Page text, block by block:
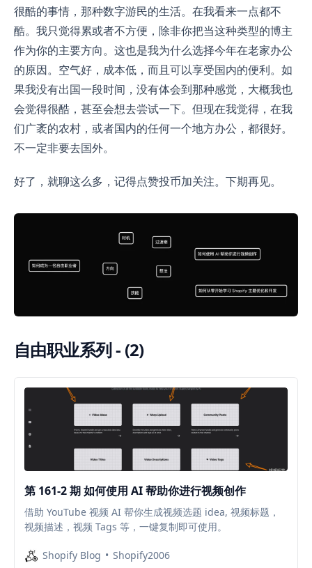
很酷的事情，那种数字游民的生活。在我看来一点都不
酷。我只觉得累或者不方便，除非你把当这种类型的博主
作为你的主要方向。这也是我为什么选择今年在老家办公
的原因。空气好，成本低，而且可以享受国内的便利。如
果我没有出国一段时间，没有体会到那种感觉，大概我也
会觉得很酷，甚至会想去尝试一下。但现在我觉得，在我
们广袤的农村，或者国内的任何一个地方办公，都很好。
不一定非要去国外。
好了，就聊这么多，记得点赞投币加关注。下期再见。
自由职业系列 - (2)
第 161-2 期 如何使用 AI 帮助你进行视频创作
借助 YouTube 视频 AI 帮你生成视频选题 idea, 视频标题，
视频描述，视频 Tags 等，一键复制即可使用。
Shopify Blog Shopify2006